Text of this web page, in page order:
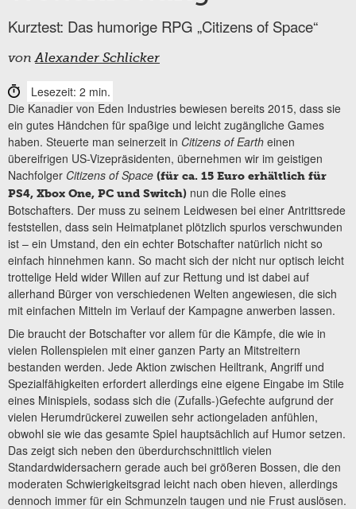
Kurztest: Das humorige RPG „Citizens of Space“
vonAlexander Schlicker
Lesezeit: 2 min.
Die Kanadier von Eden Industries bewiesen bereits 2015, dass sie
ein gutes Händchen für spaßige und leicht zugängliche Games
haben. Steuerte man seinerzeit in Citizens of Earth einen
übereifrigen US-Vizepräsidenten, übernehmen wir im geistigen
Nachfolger Citizens of Space (für ca. 15 Euro erhältlich für
PS4, Xbox One, PC und Switch) nun die Rolle eines
Botschafters. Der muss zu seinem Leidwesen bei einer Antrittsrede
feststellen, dass sein Heimatplanet plötzlich spurlos verschwunden
ist – ein Umstand, den ein echter Botschafter natürlich nicht so
einfach hinnehmen kann. So macht sich der nicht nur optisch leicht
trottelige Held wider Willen auf zur Rettung und ist dabei auf
allerhand Bürger von verschiedenen Welten angewiesen, die sich
mit einfachen Mitteln im Verlauf der Kampagne anwerben lassen.
Die braucht der Botschafter vor allem für die Kämpfe, die wie in
vielen Rollenspielen mit einer ganzen Party an Mitstreitern
bestanden werden. Jede Aktion zwischen Heiltrank, Angriff und
Spezialfähigkeiten erfordert allerdings eine eigene Eingabe im Stile
eines Minispiels, sodass sich die (Zufalls-)Gefechte aufgrund der
vielen Herumdrückerei zuweilen sehr actiongeladen anfühlen,
obwohl sie wie das gesamte Spiel hauptsächlich auf Humor setzen.
Das zeigt sich neben den überdurchschnittlich vielen
Standardwidersachern gerade auch bei größeren Bossen, die den
moderaten Schwierigkeitsgrad leicht nach oben hieven, allerdings
dennoch immer für ein Schmunzeln taugen und nie Frust auslösen.